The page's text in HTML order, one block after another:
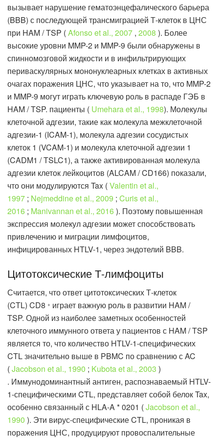
вызывает нарушение гематоэнцефалического барьера
(BBB) ​​с последующей трансмиграцией Т-клеток в ЦНС
при HAM / TSP (Afonso et al., 2007 , 2008 ). Более
высокие уровни MMP-2 и MMP-9 были обнаружены в
спинномозговой жидкости и в инфильтрирующих
периваскулярных мононуклеарных клетках в активных
очагах поражения ЦНС, что указывает на то, что MMP-2
и MMP-9 могут играть ключевую роль в распаде ГЭБ в
HAM / TSP. пациенты ( Umehara et al., 1998). Молекулы
клеточной адгезии, такие как молекула межклеточной
адгезии-1 (ICAM-1), молекула адгезии сосудистых
клеток 1 (VCAM-1) и молекула клеточной адгезии 1
(CADM1 / TSLC1), а также активированная молекула
адгезии клеток лейкоцитов (ALCAM / CD166) показали,
что они модулируются Tax (Valentin et al.,
1997 ; Nejmeddine et al., 2009 ; Curis et al.,
2016 ; Manivannan et al., 2016). Поэтому повышенная
экспрессия молекул адгезии может способствовать
привлечению и миграции лимфоцитов,
инфицированных HTLV-1, через эндотелий BBB.
Цитотоксические Т-лимфоциты
Считается, что ответ цитотоксических Т-клеток
(CTL) CD8 + играет важную роль в развитии HAM /
TSP. Одной из наиболее заметных особенностей
клеточного иммунного ответа у пациентов с HAM / TSP
является то, что количество HTLV-1-специфических
CTL значительно выше в PBMC по сравнению с AC
(Jacobson et al., 1990 ; Kubota et al., 2003 )
. Иммунодоминантный антиген, распознаваемый HTLV-
1-специфическими CTL, представляет собой белок Tax,
особенно связанный с HLA-A * 0201 (Jacobson et al.,
1990 ). Эти вирус-специфические CTL, проникая в
поражения ЦНС, продуцируют провоспалительные